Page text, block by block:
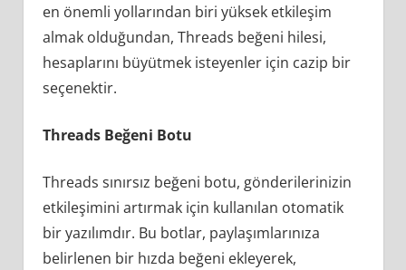
en önemli yollarından biri yüksek etkileşim
almak olduğundan, Threads beğeni hilesi,
hesaplarını büyütmek isteyenler için cazip bir
seçenektir.
Threads Beğeni Botu
Threads sınırsız beğeni botu, gönderilerinizin
etkileşimini artırmak için kullanılan otomatik
bir yazılımdır. Bu botlar, paylaşımlarınıza
belirlenen bir hızda beğeni ekleyerek,